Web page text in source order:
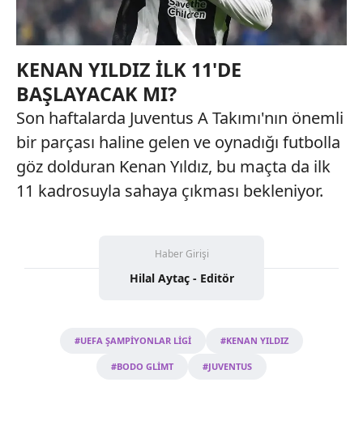
KENAN YILDIZ İLK 11'DE
BAŞLAYACAK MI?
Son haftalarda Juventus A Takımı'nın önemli
bir parçası haline gelen ve oynadığı futbolla
göz dolduran Kenan Yıldız, bu maçta da ilk
11 kadrosuyla sahaya çıkması bekleniyor.
Haber Girişi
Hilal Aytaç - Editör
#UEFA ŞAMPİYONLAR LİGİ #KENAN YILDIZ
#BODO GLİMT #JUVENTUS